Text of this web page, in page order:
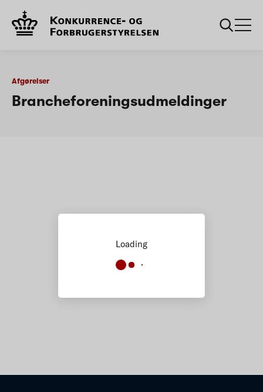
Afgørelser om
bøder
afgørelser
Afgørelser
Brancheforeningsudmeldinger
Loading